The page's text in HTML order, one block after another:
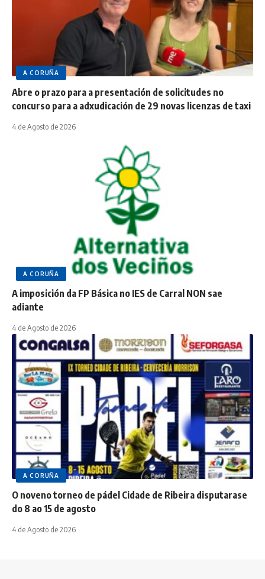
A CORUÑA
Abre o prazo para a presentación de solicitudes no
concurso para a adxudicación de 29 novas licenzas de taxi
4 de Agosto de 2026
A CORUÑA
A imposición da FP Básica no IES de Carral NON sae
adiante
4 de Agosto de 2026
A CORUÑA
O noveno torneo de pádel Cidade de Ribeira disputarase
do 8 ao 15 de agosto
4 de Agosto de 2026